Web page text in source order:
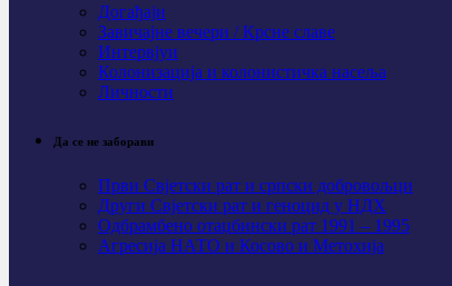
Догађаји
Завичајне вечери / Крсне славе
Интервјуи
Колонизација и колонистичка насеља
Личности
Да се не заборави
Први Свјeтски рат и српски добровољци
Други Свјетски рат и геноцид у НДХ
Одбрамбено отаџбински рат 1991 – 1995
Агресија НАТО и Косово и Метохија